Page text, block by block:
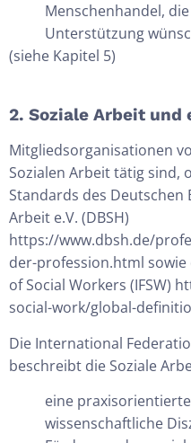
Menschenhandel,
Unterstützung
(siehe Kapitel 5)
2. Soziale Arbeit und
Mitgliedsorganisationen
Sozialen Arbeit tätig sind,
Standards des
Arbeit e.V. (DBSH)
https://www.dbsh.de/
der-profession.html
of Social Workers (IFSW)
social-work/global-
Die International
beschreibt die Soziale
eine
wissenschaftliche